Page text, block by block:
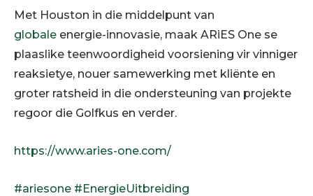
Met Houston in die middelpunt van
globale energie-innovasie, maak ARiES One se
plaaslike teenwoordigheid voorsiening vir vinniger
reaksietye, nouer samewerking met kliënte en
groter ratsheid in die ondersteuning van projekte
regoor die Golfkus en verder.
https://www.aries-one.com/
#ariesone #EnergieUitbreiding